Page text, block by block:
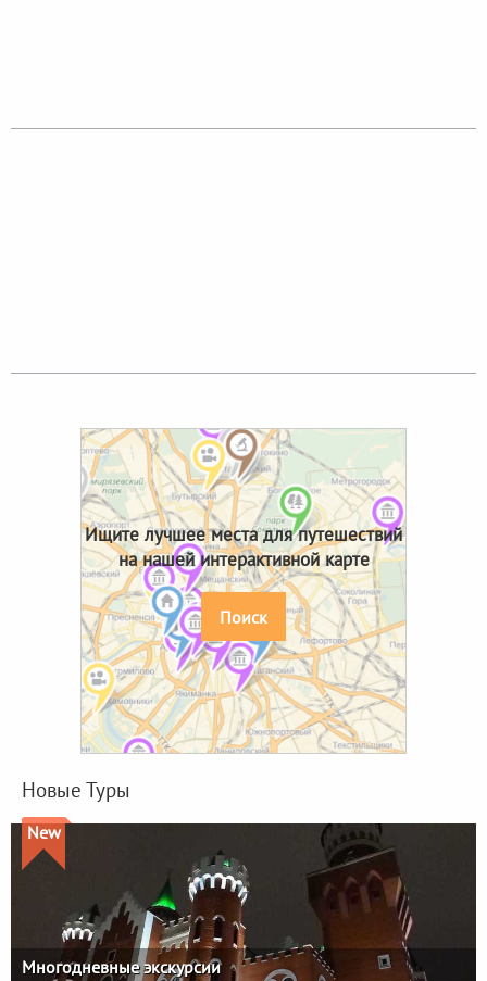
Ищите лучшее места для путешествий
на нашей интерактивной карте
Поиск
Новые Туры
New
Многодневные экскурсии